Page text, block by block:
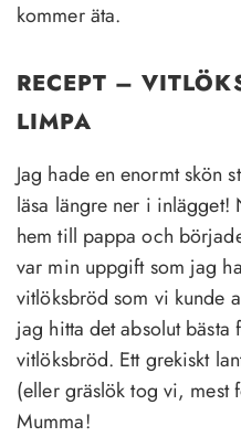
kommer äta.
RECEPT –
LIMPA
Jag hade en enormt skön
läsa längre ner i inlägget!
hem till pappa och
var min uppgift som jag
vitlöksbröd som vi kunde
jag hitta det absolut
vitlöksbröd. Ett grekiskt
(eller gräslök tog vi, mest
Mumma!